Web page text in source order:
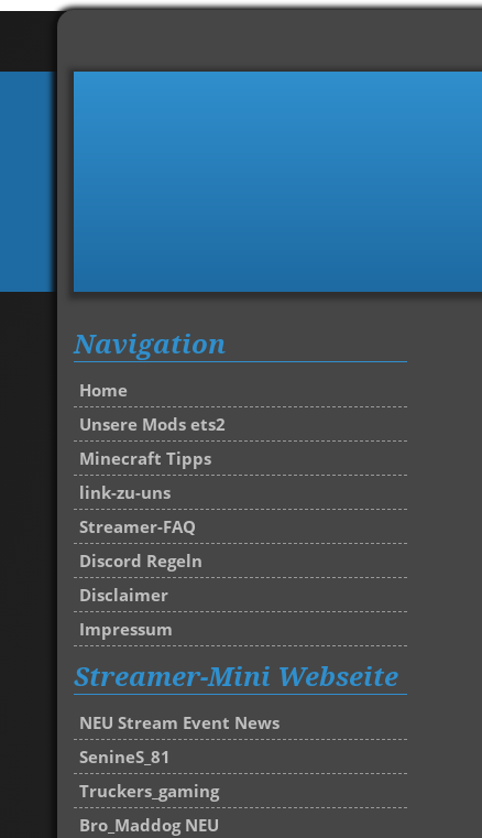
Navigation
Home
Unsere Mods ets2
Minecraft Tipps
link-zu-uns
Streamer-FAQ
Discord Regeln
Disclaimer
Impressum
Streamer-Mini Webseite
NEU Stream Event News
SenineS_81
Truckers_gaming
Bro_Maddog NEU